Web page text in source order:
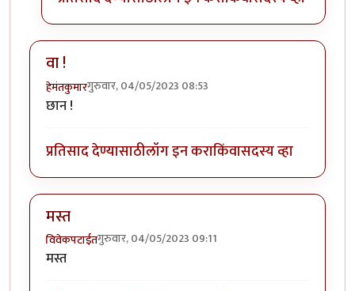
वा !
हेमंतकुमारगुरुवार, 04/05/2023 08:53
छान !
प्रतिसाद देण्यासाठीलॉग इन कराकिंवासदस्य व्हा
मस्त
विवेकपटाईतगुरुवार, 04/05/2023 09:11
मस्त